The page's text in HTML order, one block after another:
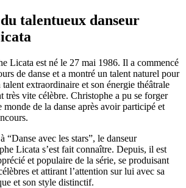
talentueux danseur
Licata est né le 27 mai 1986. Il a commencé
de danse et a montré un talent naturel pour
talent extraordinaire et son énergie théâtrale
très vite célèbre. Christophe a pu se forger
monde de la danse après avoir participé et
“Danse avec les stars”, le danseur
Licata s’est fait connaître. Depuis, il est
et populaire de la série, se produisant
et attirant l’attention sur lui avec sa
et son style distinctif.